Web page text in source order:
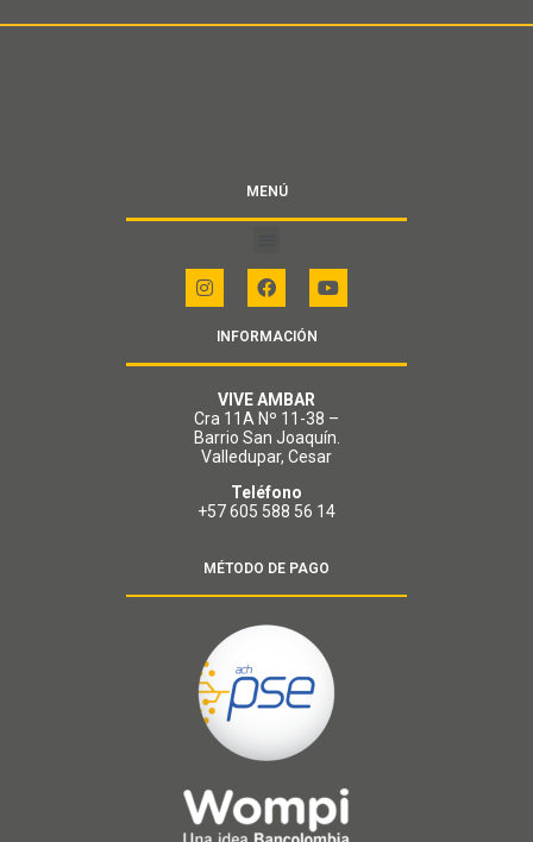
MENÚ
INFORMACIÓN
VIVE AMBAR
Cra 11A Nº 11-38 –
Barrio San Joaquín.
Valledupar, Cesar
Teléfono
+57 605 588 56 14
MÉTODO DE PAGO